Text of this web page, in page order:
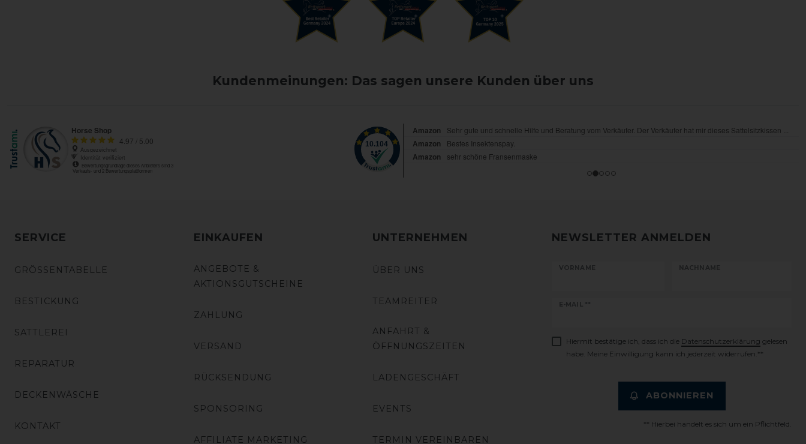
Kundenmeinungen: Das sagen unsere Kunden über uns
SERVICE
GRÖSSENTABELLE
BESTICKUNG
SATTLEREI
REPARATUR
DECKENWÄSCHE
KONTAKT
EINKAUFEN
ANGEBOTE &
AKTIONSGUTSCHEINE
ZAHLUNG
VERSAND
RÜCKSENDUNG
SPONSORING
AFFILIATE MARKETING
UNTERNEHMEN
ÜBER UNS
TEAMREITER
ANFAHRT &
ÖFFNUNGSZEITEN
LADENGESCHÄFT
EVENTS
TERMIN VEREINBAREN
NEWSLETTER ANMELDEN
VORNAME NACHNAME
E-MAIL **
Newsletter
Hiermit bestätige ich, dass ich die Daten­schutz­erklärung gelesen
habe. Meine Einwilligung kann ich jederzeit widerrufen.**
ABONNIEREN
** Hierbei handelt es sich um ein Pflichtfeld.